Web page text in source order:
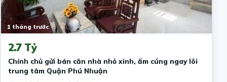
1 tháng trước
2.7 Tỷ
​Chính chủ gửi bán căn nhà nhỏ xinh, ấm cúng ngay lõi
trung tâm Quận Phú Nhuận